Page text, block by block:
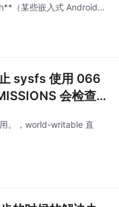
（某些嵌入式 Android
屏**状态，系统会自动去 `
sysfs 使用 066
会检查
。，world-writable 直